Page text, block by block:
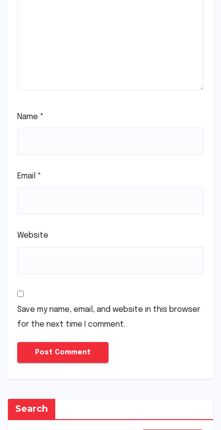
Name *
Email *
Website
Save my name, email, and website in this browser
for the next time I comment.
Search